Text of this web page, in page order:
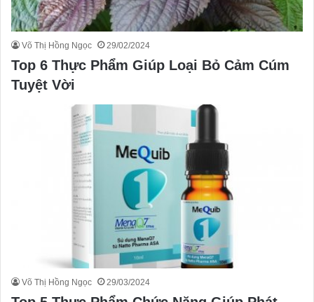
Võ Thị Hồng Ngọc 29/02/2024
Top 6 Thực Phẩm Giúp Loại Bỏ Cảm Cúm
Tuyệt Vời
Võ Thị Hồng Ngọc 29/03/2024